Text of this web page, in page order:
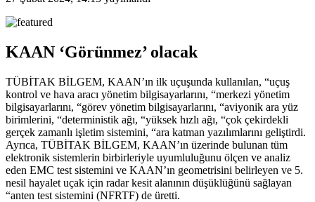
KAAN ‘Görünmez’ olacak
TÜBİTAK BİLGEM, KAAN’ın ilk uçuşunda kullanılan, “uçuş
kontrol ve hava aracı yönetim bilgisayarlarını, “merkezi yönetim
bilgisayarlarını, “görev yönetim bilgisayarlarını, “aviyonik ara yüz
birimlerini, “deterministik ağı, “yüksek hızlı ağı, “çok çekirdekli
gerçek zamanlı işletim sistemini, “ara katman yazılımlarını geliştirdi.
Ayrıca, TÜBİTAK BİLGEM, KAAN’ın üzerinde bulunan tüm
elektronik sistemlerin birbirleriyle uyumluluğunu ölçen ve analiz
eden EMC test sistemini ve KAAN’ın geometrisini belirleyen ve 5.
nesil hayalet uçak için radar kesit alanının düşüklüğünü sağlayan
“anten test sistemini (NFRTF) de üretti.